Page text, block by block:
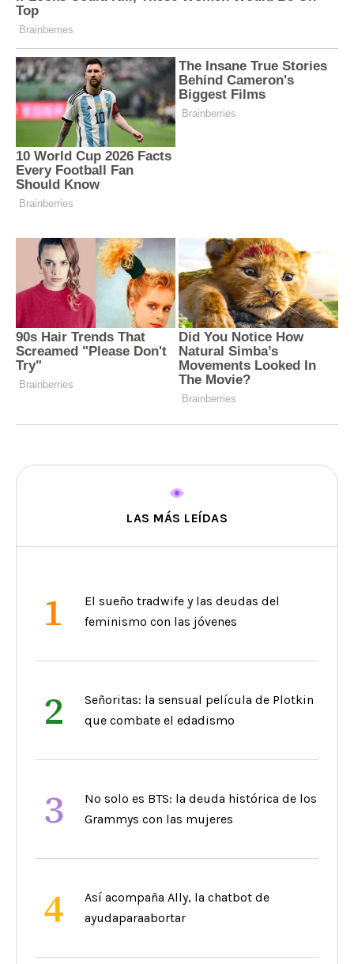
LAS MÁS LEÍDAS
1
El sueño tradwife y las deudas del
feminismo con las jóvenes
2
Señoritas: la sensual película de Plotkin
que combate el edadismo
3
No solo es BTS: la deuda histórica de los
Grammys con las mujeres
4
Así acompaña Ally, la chatbot de
ayudaparaabortar